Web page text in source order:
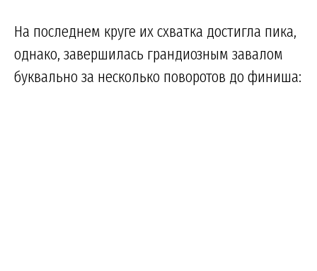
На последнем круге их схватка достигла пика,
однако, завершилась грандиозным завалом
буквально за несколько поворотов до финиша: